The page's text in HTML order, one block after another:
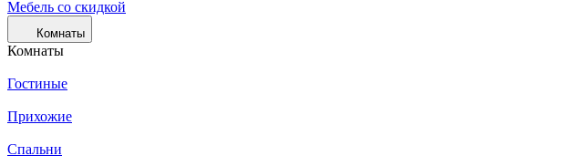
Мебель со скидкой
Комнаты
Комнаты
Гостиные
Прихожие
Спальни